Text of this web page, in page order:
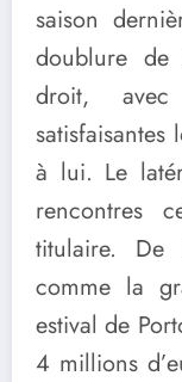
saison
doublure de
droit, avec
satisfaisantes
à lui. Le
rencontres
titulaire. De
comme la
estival de
4 millions